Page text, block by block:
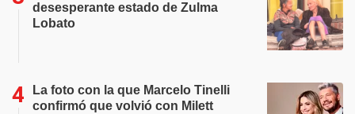
desesperante estado de Zulma
Lobato
La foto con la que Marcelo Tinelli
confirmó que volvió con Milett